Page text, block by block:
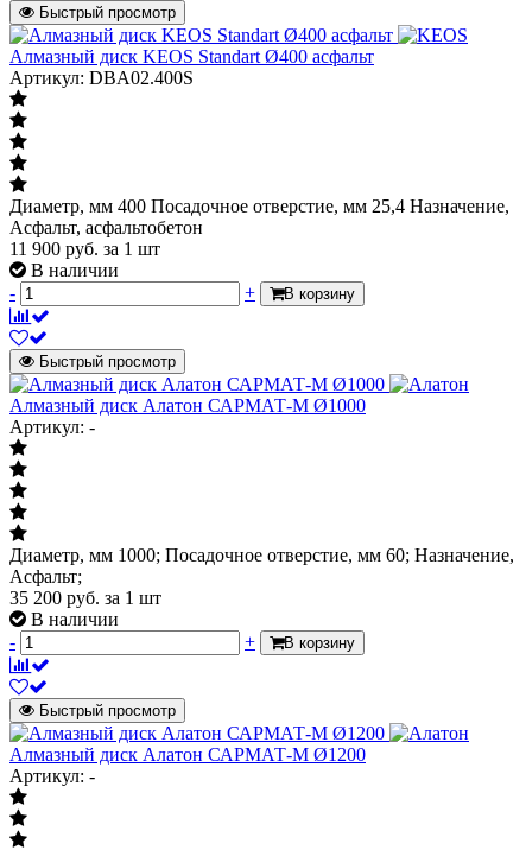
Быстрый просмотр
Алмазный диск KEOS Standart Ø400 асфальт
Артикул: DBA02.400S
Диаметр, мм 400 Посадочное отверстие, мм 25,4 Назначение,
Асфальт, асфальтобетон
11 900 руб. за 1 шт
В наличии
-
+ В корзину
Быстрый просмотр
Алмазный диск Алатон САРМАТ-М Ø1000
Артикул: -
Диаметр, мм 1000; Посадочное отверстие, мм 60; Назначение,
Асфальт;
35 200 руб. за 1 шт
В наличии
-
+ В корзину
Быстрый просмотр
Алмазный диск Алатон САРМАТ-М Ø1200
Артикул: -